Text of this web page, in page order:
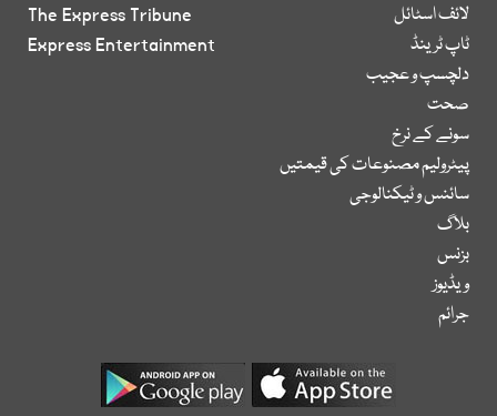
لائف اسٹائل
ٹاپ ٹرینڈ
دلچسپ و عجیب
صحت
سونے کے نرخ
پیٹرولیم مصنوعات کی قیمتیں
سائنس و ٹیکنالوجی
بلاگ
بزنس
ویڈیوز
جرائم
The Express Tribune
Express Entertainment